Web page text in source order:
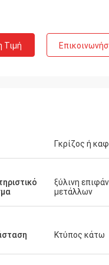
Πολλοί
και πολύ
επεξεργασία
ικανοποιημένος
Τιμή
Γκρίζος ή
ξύλινη
μετάλλων
Κτύπος κάτω